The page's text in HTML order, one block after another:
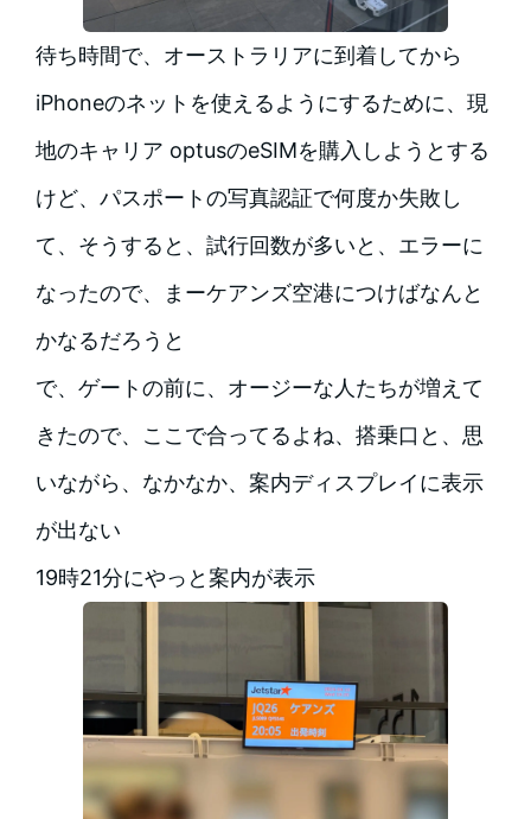
待ち時間で、オーストラリアに到着してから
iPhoneのネットを使えるようにするために、現
地のキャリア optusのeSIMを購入しようとする
けど、パスポートの写真認証で何度か失敗し
て、そうすると、試行回数が多いと、エラーに
なったので、まーケアンズ空港につけばなんと
かなるだろうと
で、ゲートの前に、オージーな人たちが増えて
きたので、ここで合ってるよね、搭乗口と、思
いながら、なかなか、案内ディスプレイに表示
が出ない
19時21分にやっと案内が表示